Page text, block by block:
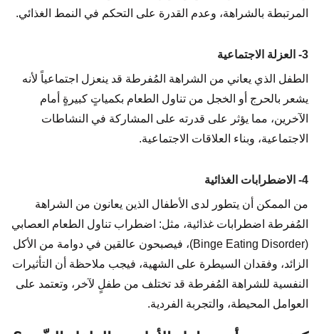
المرتبطة بالشراهة، وعدم القدرة على التحكم في النمط الغذائي.
3- العزلة الاجتماعية
الطفل الذي يعاني من الشراهة المُفرطة قد ينعزل اجتماعياً لأنه
يشعر بالحرج أو الخجل من تناول الطعام بكمياتٍ كبيرةٍ أمام
الآخرين، مما يؤثر على قدرته على المشاركة في النشاطات
الاجتماعية، وبناء العلاقات الاجتماعية.
4- الاضطرابات الغذائية
من الممكن أن يتطور لدى الأطفال الذين يعانون من الشراهة
المُفرطة اضطرابات غذائية، مثل: اضطراب تناول الطعام العصابي
(Binge Eating Disorder)، فيصبحون عالقين في دوامة من الأكل
الزائد، وفقدان السيطرة على الشهية، فيجب ملاحظة أن التأثيرات
النفسية للشراهة المُفرطة قد تختلف من طفلٍ لآخر، وتعتمد على
العوامل المحيطة، والتجربة الفردية.